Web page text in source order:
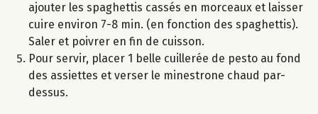
ajouter les spaghettis cassés en morceaux et laisser
cuire environ 7-8 min. (en fonction des spaghettis).
Saler et poivrer en fin de cuisson.
Pour servir, placer 1 belle cuillerée de pesto au fond
des assiettes et verser le minestrone chaud par-
dessus.